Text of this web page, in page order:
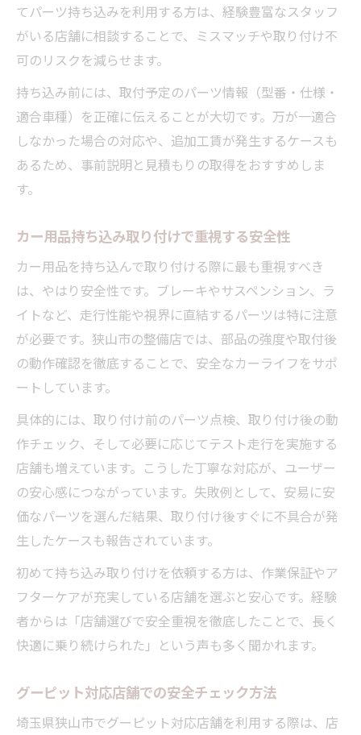
てパーツ持ち込みを利用する方は、経験豊富なスタッフ
がいる店舗に相談することで、ミスマッチや取り付け不
可のリスクを減らせます。
持ち込み前には、取付予定のパーツ情報（型番・仕様・
適合車種）を正確に伝えることが大切です。万が一適合
しなかった場合の対応や、追加工賃が発生するケースも
あるため、事前説明と見積もりの取得をおすすめしま
す。
カー用品持ち込み取り付けで重視する安全性
カー用品を持ち込んで取り付ける際に最も重視すべき
は、やはり安全性です。ブレーキやサスペンション、ラ
イトなど、走行性能や視界に直結するパーツは特に注意
が必要です。狭山市の整備店では、部品の強度や取付後
の動作確認を徹底することで、安全なカーライフをサポ
ートしています。
具体的には、取り付け前のパーツ点検、取り付け後の動
作チェック、そして必要に応じてテスト走行を実施する
店舗も増えています。こうした丁寧な対応が、ユーザー
の安心感につながっています。失敗例として、安易に安
価なパーツを選んだ結果、取り付け後すぐに不具合が発
生したケースも報告されています。
初めて持ち込み取り付けを依頼する方は、作業保証やア
フターケアが充実している店舗を選ぶと安心です。経験
者からは「店舗選びで安全重視を徹底したことで、長く
快適に乗り続けられた」という声も多く聞かれます。
グーピット対応店舗での安全チェック方法
埼玉県狭山市でグーピット対応店舗を利用する際は、店